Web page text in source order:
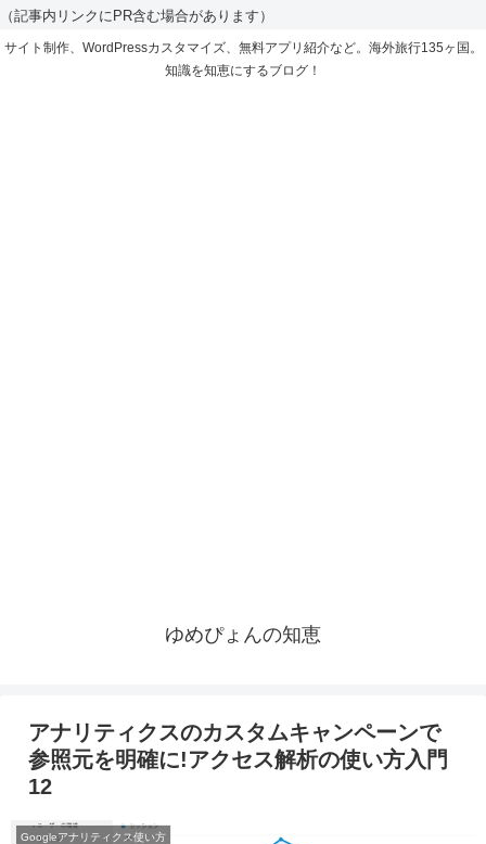
（記事内リンクにPR含む場合があります）
サイト制作、WordPressカスタマイズ、無料アプリ紹介など。海外旅行135ヶ国。
知識を知恵にするブログ！
ゆめぴょんの知恵
アナリティクスのカスタムキャンペーンで
参照元を明確に!アクセス解析の使い方入門
12
Googleアナリティクス使い方